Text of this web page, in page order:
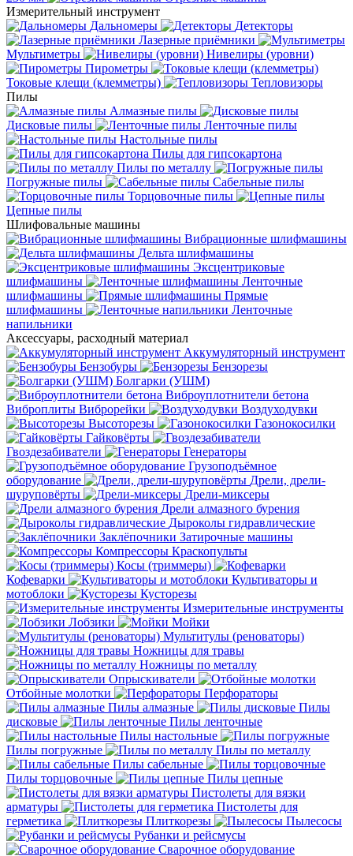
Измерительный инструмент
Дальномеры
Детекторы
Лазерные приёмники
Мультиметры
Нивелиры (уровни)
Пирометры
Токовые клещи (клемметры)
Тепловизоры
Пилы
Алмазные пилы
Дисковые пилы
Ленточные пилы
Настольные пилы
Пилы для гипсокартона
Пилы по металлу
Погружные пилы
Сабельные пилы
Торцовочные пилы
Цепные пилы
Шлифовальные машины
Вибрационные шлифмашины
Дельта шлифмашины
Эксцентриковые
шлифмашины
Ленточные
шлифмашины
Прямые
шлифмашины
Ленточные
напильники
Аксессуары, расходный материал
Аккумуляторный инструмент
Бензобуры
Бензорезы
Болгарки (УШМ)
Виброуплотнители бетона
Виброплиты Виброрейки
Воздуходувки
Высоторезы
Газонокосилки
Гайковёрты
Гвоздезабиватели
Генераторы
Грузоподъёмное
оборудование
Дрели, дрели-
шуруповёрты
Дрели-миксеры
Дрели алмазного бурения
Дыроколы гидравлические
Заклёпочники Затирочные машины
Компрессоры Краскопульты
Косы (триммеры)
Кофеварки
Культиваторы и
мотоблоки
Кусторезы
Измерительные инструменты
Лобзики
Мойки
Мультитулы (реноваторы)
Ножницы для травы
Ножницы по металлу
Опрыскиватели
Отбойные молотки
Перфораторы
Пилы алмазные
Пилы
дисковые
Пилы ленточные
Пилы настольные
Пилы погружные
Пилы по металлу
Пилы сабельные
Пилы торцовочные
Пилы цепные
Пистолеты для вязки
арматуры
Пистолеты для
герметика
Плиткорезы
Пылесосы
Рубанки и рейсмусы
Сварочное оборудование